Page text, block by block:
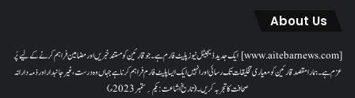
About Us
[www.aitebarnews.com] ایک جدید ڈیجیٹل نیوز پلیٹ فارم ہے۔ جو قارئین کو مستند خبریں اور مضامین فراہم کرنے کے لیے پُر
عزم ہے۔ ہمارا مقصدقارئین کو معیاری تخلیقات تک رسائی اور انہیں ایک ایسا پلیٹ فارم فراہم کرنا ہے جہاں وہ درست، غیر جانبدار اور ذمہ دارانہ
صحافت کا تجربہ کریں۔( تاریخ اشاعت : یکم؍ ستمبر 2023ء)